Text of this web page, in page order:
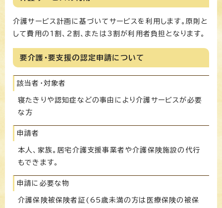
介護サービス計画に基づいてサービスを利用します。原則と
して費用の1割、2割、または3割が利用者負担となります。
要介護・要支援の認定申請について
該当者・対象者
寝たきりや認知症などの事由により介護サービスが必要
な方
申請者
本人、家族。居宅介護支援事業者や介護保険施設の代行
もできます。
申請に必要な物
介護保険被保険者証(65歳未満の方は医療保険の被保